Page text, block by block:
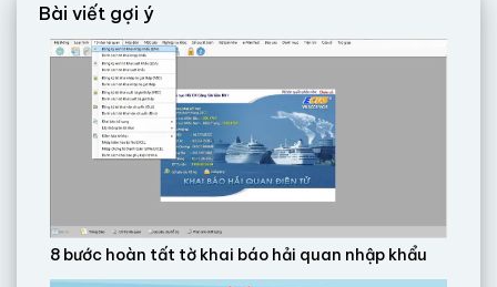
Bài viết gợi ý
8 bước hoàn tất tờ khai báo hải quan nhập khẩu